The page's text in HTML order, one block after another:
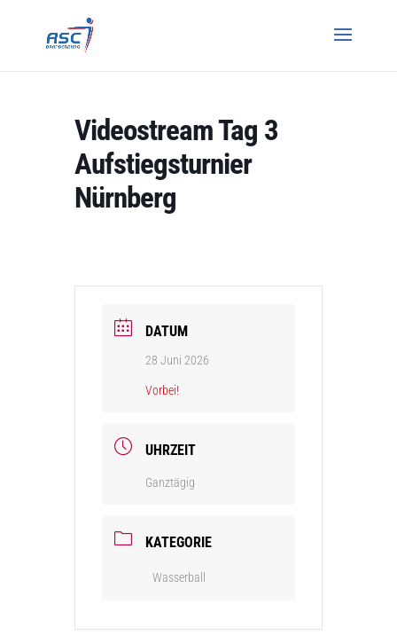
Videostream Tag 3
Aufstiegsturnier
Nürnberg
DATUM
28 Juni 2026
Vorbei!
UHRZEIT
Ganztägig
KATEGORIE
Wasserball